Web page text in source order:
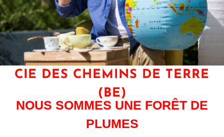
CIE DES CHEMINS DE TERRE
(BE)
NOUS SOMMES UNE FORÊT DE
PLUMES